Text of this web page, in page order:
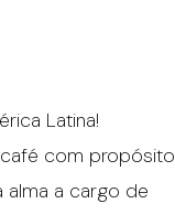
Latina!
com propósito
alma a cargo de